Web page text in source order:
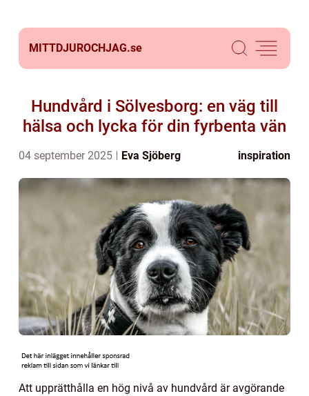
MITTDJUROCHJAG.se
Hundvård i Sölvesborg: en väg till
hälsa och lycka för din fyrbenta vän
04 september 2025 Eva Sjöberg inspiration
Att upprätthålla en hög nivå av hundvård är avgörande